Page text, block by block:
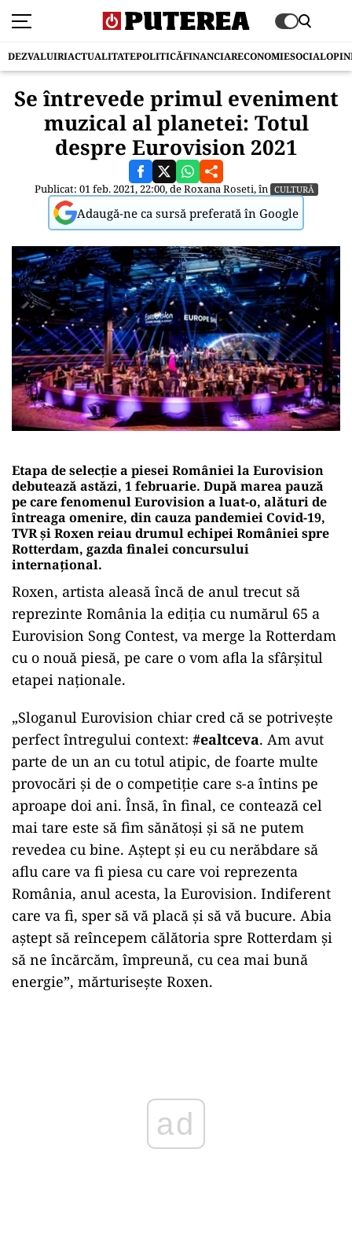
DEZVALUIRIACTUALITATEPOLITICĂFINANCIARECONOMIESOCIAL
Se întrevede primul eveniment
muzical al planetei: Totul
despre Eurovision 2021
Publicat: 01 feb. 2021, 22:00, deRoxana Roseti, în CULTURĂ
Adaugă-ne ca sursă preferată în Google
Etapa de selecție a piesei României la Eurovision
debutează astăzi, 1 februarie. După marea pauză
pe care fenomenul Eurovision a luat-o, alături de
întreaga omenire, din cauza pandemiei Covid-19,
TVR și Roxen reiau drumul echipei României spre
Rotterdam, gazda finalei concursului
internațional.
Roxen, artista aleasă încă de anul trecut să
reprezinte România la ediția cu numărul 65 a
Eurovision Song Contest, va merge la Rotterdam
cu o nouă piesă, pe care o vom afla la sfârșitul
etapei naționale.
„Sloganul Eurovision chiar cred că se potriveşte
perfect întregului context: #ealtceva. Am avut
parte de un an cu totul atipic, de foarte multe
provocări şi de o competiţie care s-a întins pe
aproape doi ani. Însă, în final, ce contează cel
mai tare este să fim sănătoşi şi să ne putem
revedea cu bine. Aştept şi eu cu nerăbdare să
aflu care va fi piesa cu care voi reprezenta
România, anul acesta, la Eurovision. Indiferent
care va fi, sper să vă placă şi să vă bucure. Abia
aştept să reîncepem călătoria spre Rotterdam şi
să ne încărcăm, împreună, cu cea mai bună
energie”, mărturiseşte Roxen.